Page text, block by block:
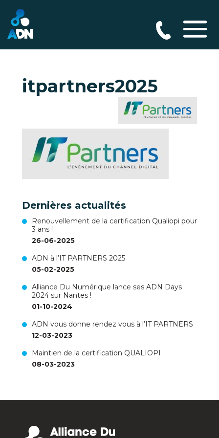
itpartners2025
Dernières actualités
Renouvellement de la certification Qualiopi pour
3 ans !
26-06-2025
ADN à l’IT PARTNERS 2025
05-02-2025
Alliance Du Numérique lance ses ADN Days
2024 sur Nantes !
01-10-2024
ADN vous donne rendez vous à l’IT PARTNERS
12-03-2023
Maintien de la certification QUALIOPI
08-03-2023